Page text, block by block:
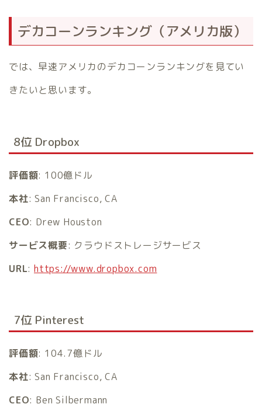
デカコーンランキング（アメリカ版）
では、早速アメリカのデカコーンランキングを見てい
きたいと思います。
8位 Dropbox
評価額: 100億ドル
本社: San Francisco, CA
CEO: Drew Houston
サービス概要: クラウドストレージサービス
URL:https://www.dropbox.com
7位 Pinterest
評価額: 104.7億ドル
本社: San Francisco, CA
CEO: Ben Silbermann